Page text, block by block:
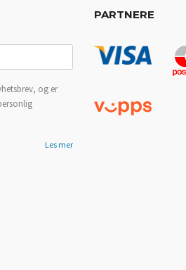
og er
Les mer
PARTNERE